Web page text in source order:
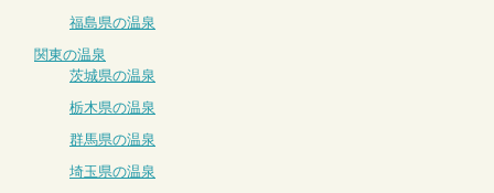
福島県の温泉
関東の温泉
茨城県の温泉
栃木県の温泉
群馬県の温泉
埼玉県の温泉